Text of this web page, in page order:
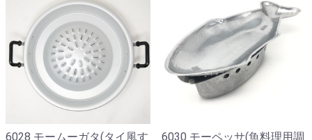
6028 モームーガタ(タイ風す
6030 モーペッサ(魚料理用調